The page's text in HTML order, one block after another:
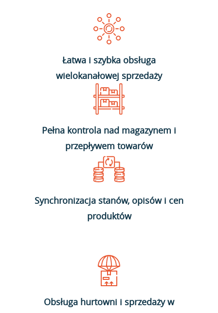
Łatwa i szybka obsługa
wielokanałowej sprzedaży
Pełna kontrola nad magazynem i
przepływem towarów
Synchronizacja stanów, opisów i cen
produktów
Obsługa hurtowni i sprzedaży w